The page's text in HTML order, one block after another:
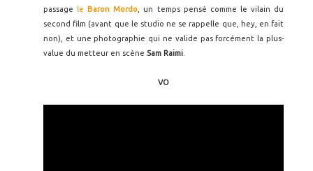
passage
le Baron Mordo , un temps pensé comme le vilain du
second film (avant que le studio ne se rappelle que, hey, en fait
non), et une photographie qui ne valide pas forcément la plus-
value du metteur en scène Sam Raimi
VO